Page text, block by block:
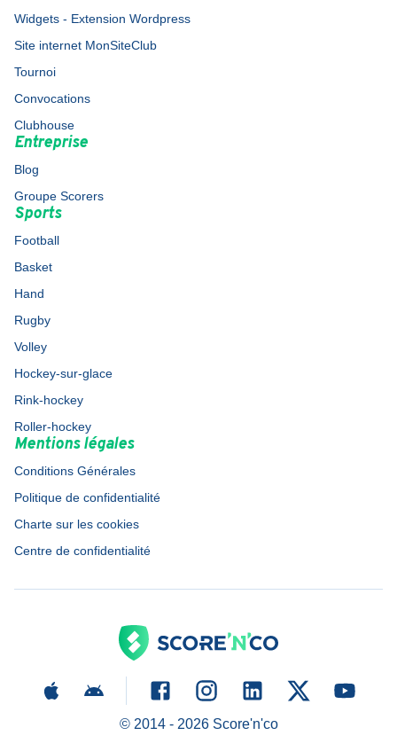
Widgets - Extension Wordpress
Site internet MonSiteClub
Tournoi
Convocations
Clubhouse
Entreprise
Blog
Groupe Scorers
Sports
Football
Basket
Hand
Rugby
Volley
Hockey-sur-glace
Rink-hockey
Roller-hockey
Mentions légales
Conditions Générales
Politique de confidentialité
Charte sur les cookies
Centre de confidentialité
© 2014 - 2026Score'n'co